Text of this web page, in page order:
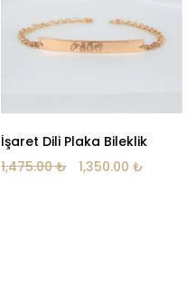
İşaret Dili Plaka Bileklik
1,475.00₺ 1,350.00 ₺